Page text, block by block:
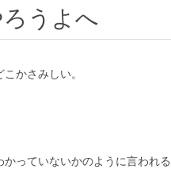
うよへ
かさみしい。
っていないかのように言われる